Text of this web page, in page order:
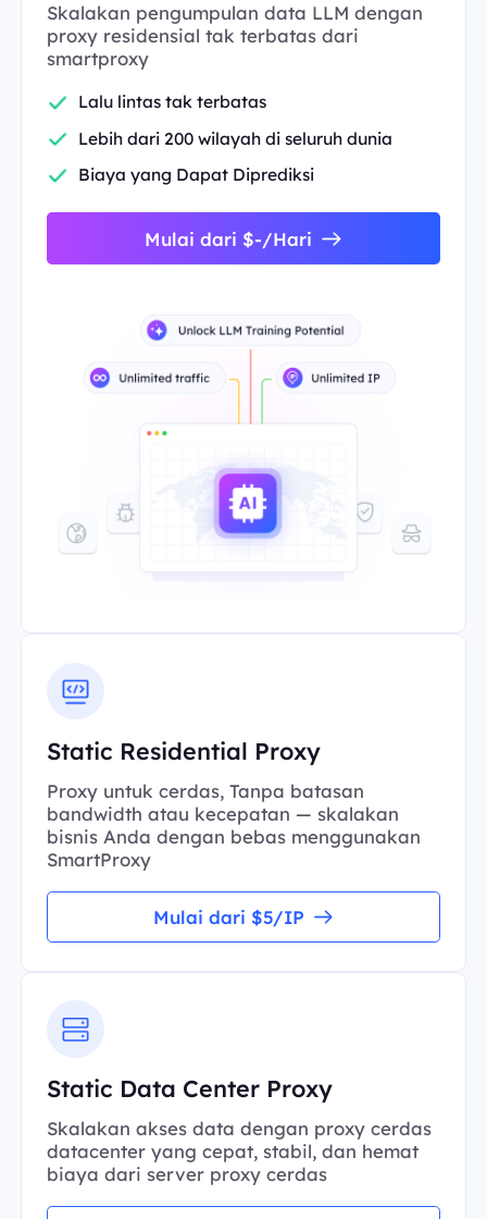
Skalakan pengumpulan data LLM dengan
proxy residensial tak terbatas dari
smartproxy
Lalu lintas tak terbatas
Lebih dari 200 wilayah di seluruh dunia
Biaya yang Dapat Diprediksi
Mulai dari $-/Hari
Static Residential Proxy
Proxy untuk cerdas, Tanpa batasan
bandwidth atau kecepatan — skalakan
bisnis Anda dengan bebas menggunakan
SmartProxy
Mulai dari $5/IP
Static Data Center Proxy
Skalakan akses data dengan proxy cerdas
datacenter yang cepat, stabil, dan hemat
biaya dari server proxy cerdas